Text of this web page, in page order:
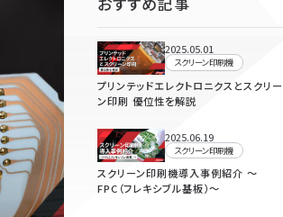
2025.05.01
スクリーン印刷機
プリンテッドエレクトロニクスとスクリー
ン印刷 優位性を解説
2025.06.19
スクリーン印刷機
スクリーン印刷機導入事例紹介 ～
FPC（フレキシブル基板）～